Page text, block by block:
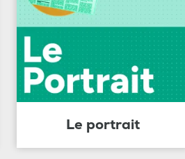
Le portrait